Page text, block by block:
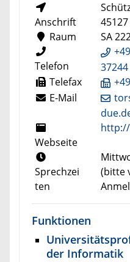
Anschrift
Raum
SA
Telefon
Telefax
E-Mail
Webseite
Sprechzei
ten
(bitte
Funktionen
der Informatik